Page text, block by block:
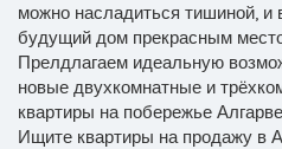
можно насладиться тишиной, и
будущий дом прекрасным
Прелдлагаем идеальную
новые двухкомнатные и
квартиры на побережье
Ищите квартиры на продажу в